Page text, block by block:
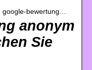
google-bewertung…
anonym
Sie